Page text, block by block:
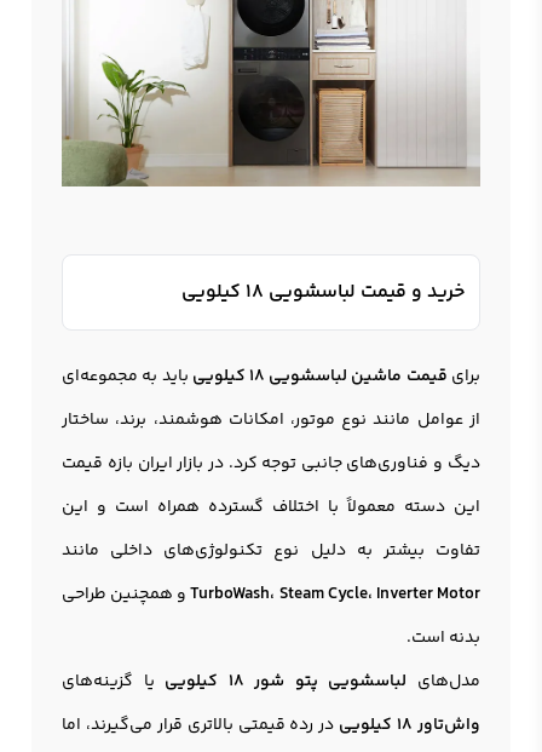
خرید و قیمت لباسشویی 18 کیلویی
برای قیمت ماشین لباسشویی 18 کیلویی
باید به مجموعه‌ای
از عوامل مانند نوع موتور، امکانات هوشمند، برند، ساختار
دیگ و فناوری‌های جانبی توجه کرد. در بازار ایران بازه قیمت
این دسته معمولاً با اختلاف گسترده همراه است و این
تفاوت بیشتر به دلیل نوع تکنولوژی‌های داخلی مانند
TurboWash، Steam Cycle، Inverter Motorو همچنین طراحی
بدنه است.
مدل‌های لباسشویی پتو شور 18 کیلویی
یا گزینه‌های
واش‌تاور 18 کیلویی
در رده قیمتی بالاتری قرار می‌گیرند، اما